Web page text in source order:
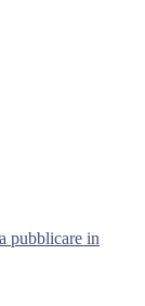
pubblicare in